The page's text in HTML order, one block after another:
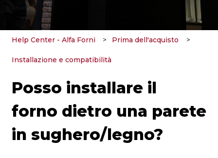
Help Center - Alfa Forni Prima dell'acquisto
Installazione e compatibilità
Posso installare il
forno dietro una parete
in sughero/legno?